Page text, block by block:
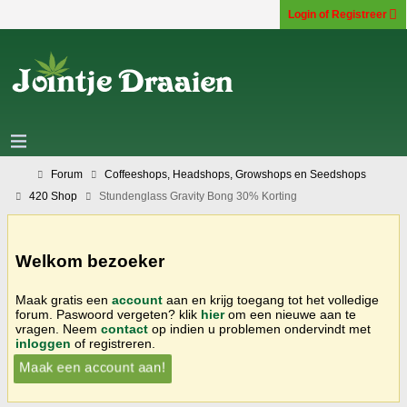
Login of Registreer
Forum
Coffeeshops, Headshops, Growshops en Seedshops
420 Shop
Stundenglass Gravity Bong 30% Korting
Welkom bezoeker
Maak gratis een account aan en krijg toegang tot het volledige
forum. Paswoord vergeten? klik hierom een nieuwe aan te
vragen. Neem contact op indien u problemen ondervindt met
inloggen of registreren.
Maak een account aan!